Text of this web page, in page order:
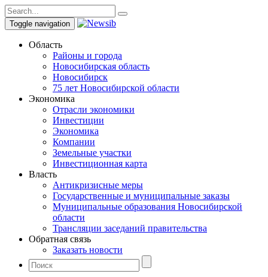
Toggle navigation
Область
Районы и города
Новосибирская область
Новосибирск
75 лет Новосибирской области
Экономика
Отрасли экономики
Инвестиции
Экономика
Компании
Земельные участки
Инвестиционная карта
Власть
Антикризисные меры
Государственные и муниципальные заказы
Муниципальные образования Новосибирской
области
Трансляции заседаний правительства
Обратная связь
Заказать новости